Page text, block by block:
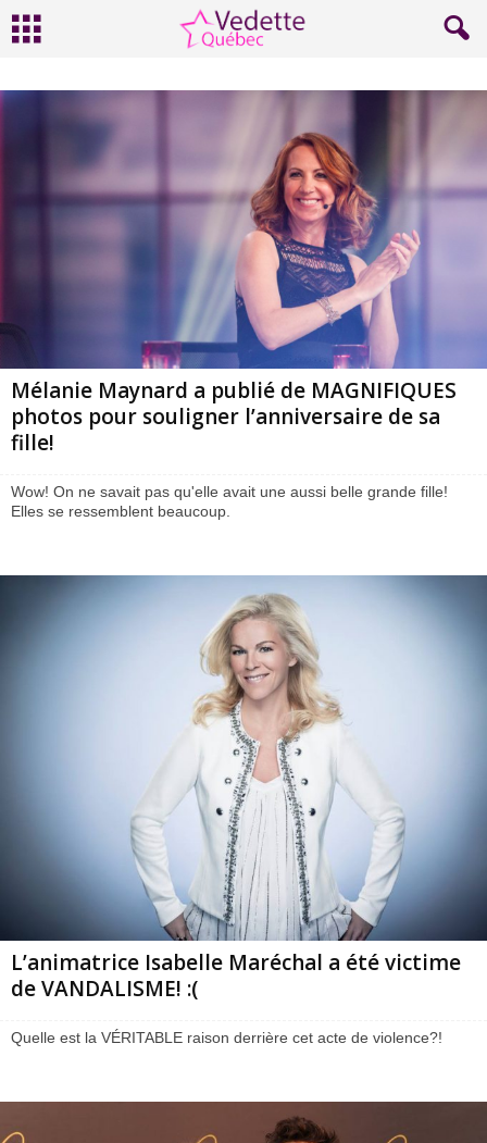
Mélanie Maynard a publié de MAGNIFIQUES
photos pour souligner l’anniversaire de sa
fille!
Wow! On ne savait pas qu'elle avait une aussi belle grande fille!
Elles se ressemblent beaucoup.
L’animatrice Isabelle Maréchal a été victime
de VANDALISME! :(
Quelle est la VÉRITABLE raison derrière cet acte de violence?!